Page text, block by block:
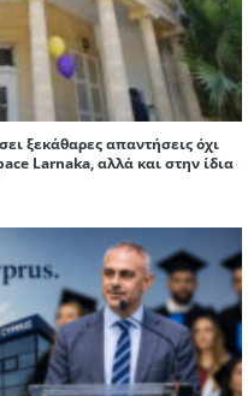
ξεκάθαρες απαντήσεις όχι
Larnaka, αλλά και στην ίδια